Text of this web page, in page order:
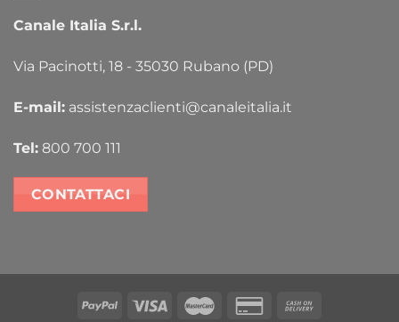
Canale Italia S.r.l.
Via Pacinotti, 18 - 35030 Rubano (PD)
E-mail: assistenzaclienti@canaleitalia.it
Tel: 800 700 111
CONTATTACI
PayPal Visa MasterCardCredit